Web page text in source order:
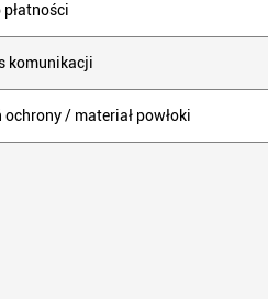
komunikacji
ochrony / materiał powłoki